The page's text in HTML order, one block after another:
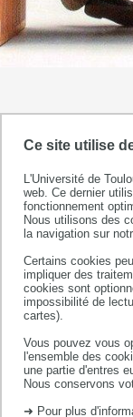
Ce site utilise
L'Université de
web. Ce dernier
fonctionnement
Nous utilisons des
la navigation sur
Certains cookies
impliquer des
cookies sont
impossibilité de
cartes).
Vous pouvez vous
l'ensemble des
une partie d'entres
Nous conservons
➜ Pour plus
ACCUEIL
LES
RECHERCHE
EQUIPE
Equipe
2020
Pas de